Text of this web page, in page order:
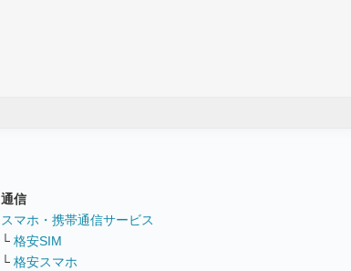
通信
スマホ・携帯通信サービス
└ 格安SIM
└ 格安スマホ